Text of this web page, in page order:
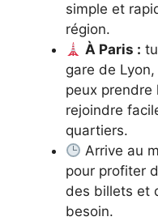
simple et
région.
À Paris :
gare de
peux prendre
rejoindre
quartiers.
Arrive au
pour profiter
des billets et
besoin.